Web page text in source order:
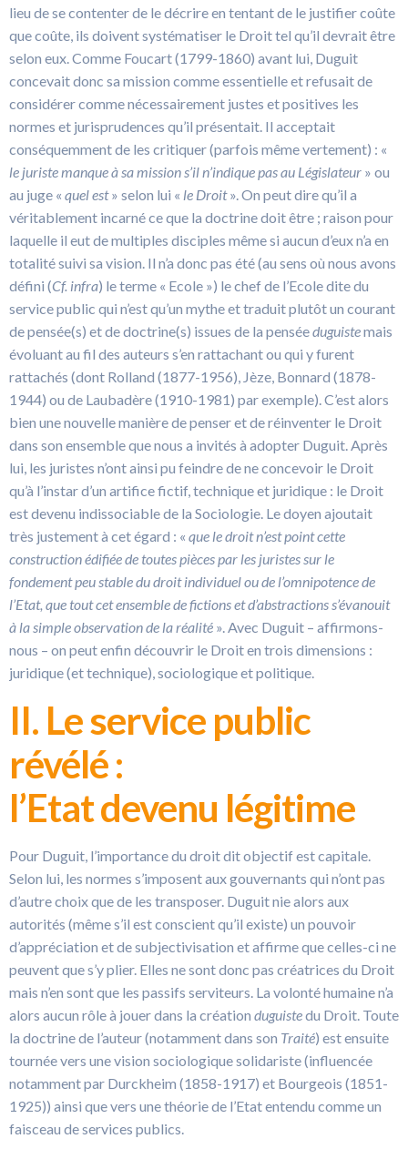
lieu de se contenter de le décrire en tentant de le justifier coûte
que coûte, ils doivent systématiser le Droit tel qu’il devrait être
selon eux. Comme Foucart (1799-1860) avant lui, Duguit
concevait donc sa mission comme essentielle et refusait de
considérer comme nécessairement justes et positives les
normes et jurisprudences qu’il présentait. Il acceptait
conséquemment de les critiquer (parfois même vertement) : «
le juriste manque à sa mission s’il n’indique pas au Législateur » ou
au juge « quel est» selon lui « le Droit». On peut dire qu’il a
véritablement incarné ce que la doctrine doit être ; raison pour
laquelle il eut de multiples disciples même si aucun d’eux n’a en
totalité suivi sa vision. Il n’a donc pas été (au sens où nous avons
défini (Cf. infra) le terme « Ecole ») le chef de l’Ecole dite du
service public qui n’est qu’un mythe et traduit plutôt un courant
de pensée(s) et de doctrine(s) issues de la penséeduguistemais
évoluant au fil des auteurs s’en rattachant ou qui y furent
rattachés (dont Rolland (1877-1956), Jèze, Bonnard (1878-
1944) ou de Laubadère (1910-1981) par exemple). C’est alors
bien une nouvelle manière de penser et de réinventer le Droit
dans son ensemble que nous a invités à adopter Duguit. Après
lui, les juristes n’ont ainsi pu feindre de ne concevoir le Droit
qu’à l’instar d’un artifice fictif, technique et juridique : le Droit
est devenu indissociable de la Sociologie. Le doyen ajoutait
très justement à cet égard : « que le droit n’est point cette
construction édifiée de toutes pièces par les juristes sur le
fondement peu stable du droit individuel ou de l’omnipotence de
l’Etat, que tout cet ensemble de fictions et d’abstractions s’évanouit
à la simple observation de la réalité ». Avec Duguit – affirmons-
nous – on peut enfin découvrir le Droit en trois dimensions :
juridique (et technique), sociologique et politique.
II. Le service public
révélé :
l’Etat devenu légitime
Pour Duguit, l’importance du droit dit objectif est capitale.
Selon lui, les normes s’imposent aux gouvernants qui n’ont pas
d’autre choix que de les transposer. Duguit nie alors aux
autorités (même s’il est conscient qu’il existe) un pouvoir
d’appréciation et de subjectivisation et affirme que celles-ci ne
peuvent que s’y plier. Elles ne sont donc pas créatrices du Droit
mais n’en sont que les passifs serviteurs. La volonté humaine n’a
alors aucun rôle à jouer dans la création duguistedu Droit. Toute
la doctrine de l’auteur (notamment dans son Traité) est ensuite
tournée vers une vision sociologique solidariste (influencée
notamment par Durckheim (1858-1917) et Bourgeois (1851-
1925)) ainsi que vers une théorie de l’Etat entendu comme un
faisceau de services publics.